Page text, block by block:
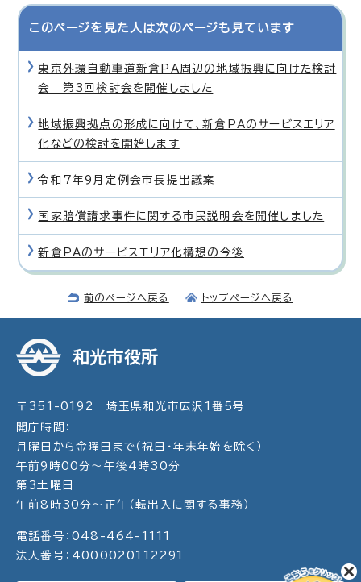
このページを見た人は次のページも見ています
東京外環自動車道新倉PA周辺の地域振興に向けた検討
会 第3回検討会を開催しました
地域振興拠点の形成に向けて、新倉PAのサービスエリア
化などの検討を開始します
令和7年9月定例会市長提出議案
国家賠償請求事件に関する市民説明会を開催しました
新倉PAのサービスエリア化構想の今後
前のページへ戻る トップページへ戻る
和光市役所
〒351-0192 埼玉県和光市広沢1番5号
開庁時間：
月曜日から金曜日まで（祝日・年末年始を除く）
午前9時00分～午後4時30分
第3土曜日
午前8時30分～正午（転出入に関する事務）
電話番号：048-464-1111
法人番号：4000020112291